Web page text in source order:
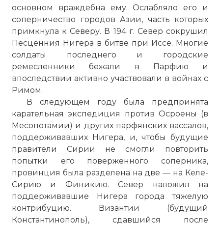
основном враждебна ему. Ослабляло его и
соперничество городов Азии, часть которых
примкнула к Северу. В 194 г. Север сокрушил
Песценния Нигера в битве при Иссе. Многие
солдаты последнего и городские
ремесленники бежали в Парфию и
впоследствии активно участвовали в войнах с
Римом.
В следующем году была предпринята
карательная экспедиция против Осроены (в
Месопотамии) и других парфянских вассалов,
поддерживавших Нигера, и, чтобы будущие
правители Сирии не смогли повторить
попытки его поверженного соперника,
провинция была разделена на две — на Келе-
Сирию и Финикию. Север наложил на
поддерживавшие Нигера города тяжелую
контрибуцию. Византии (будущий
Константинополь), сдавшийся после
☓